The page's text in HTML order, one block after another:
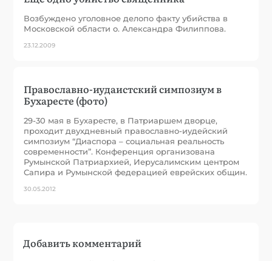
Возбуждено уголовное делопо факту убийства в
Московской области о. Александра Филиппова.
23.12.2009
Православно-иудаистский симпозиум в
Бухаресте (фото)
29-30 мая в Бухаресте, в Патриаршем дворце,
проходит двухдневный православно-иудейский
симпозиум “Диаспора – социальная реальность
современности”. Конференция организована
Румынской Патриархией, Иерусалимским центром
Сапира и Румынской федерацией еврейских общин.
30.05.2012
Добавить комментарий